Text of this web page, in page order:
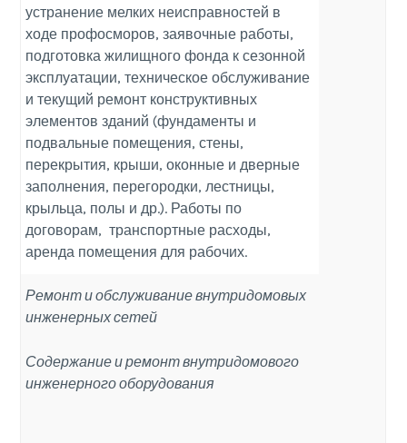
устранение мелких неисправностей в
ходе профосморов, заявочные работы,
подготовка жилищного фонда к сезонной
эксплуатации, техническое обслуживание
и текущий ремонт конструктивных
элементов зданий (фундаменты и
подвальные помещения, стены,
перекрытия, крыши, оконные и дверные
заполнения, перегородки, лестницы,
крыльца, полы и др.). Работы по
договорам, транспортные расходы,
аренда помещения для рабочих.
Ремонт и обслуживание внутридомовых
инженерных сетей
Содержание и ремонт внутридомового
инженерного оборудования